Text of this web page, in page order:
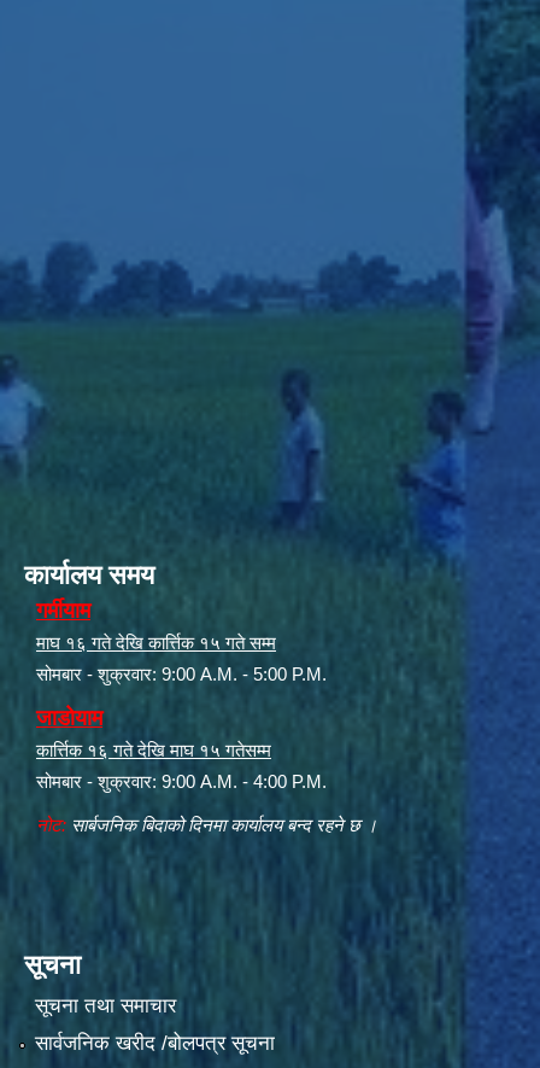
कार्यालय समय
गर्मीयाम
माघ १६ गते देखि कार्त्तिक १५ गते सम्म
सोमबार - शुक्रवार: 9:00 A.M. - 5:00 P.M.
जाडोयाम
कार्त्तिक १६ गते देखि माघ १५ गतेसम्म
सोमबार - शुक्रवार: 9:00 A.M. - 4:00 P.M.
नोट: सार्बजनिक बिदाको दिनमा कार्यालय बन्द रहने छ ।
सूचना
सूचना तथा समाचार
सार्वजनिक खरीद /बोलपत्र सूचना